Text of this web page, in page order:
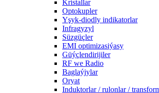
Kristallar
Optokupler
Yşyk-diodly indikatorlar
Infragyzyl
Süzgüçler
EMI optimizasiýasy
Güýçlendirijiler
RF we Radio
Baglaýjylar
Oryat
Induktorlar / rulonlar /